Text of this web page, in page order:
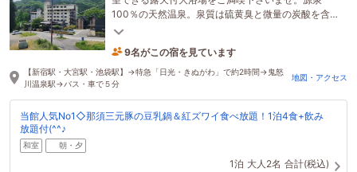
100％の天然温泉。泉質は硫黄臭と微量の炭酸を含ん
だPH9.1の強アルカリ泉。温泉効果を肌で実感できま
9名がこの宿を見ています
35分前に予約されました
【新宿駅・大宮駅・池袋駅】→特急「日光・きぬがわ」で約2時間→鬼怒
川温泉駅→バス・車で５分
地図・アクセス
当館人気No1◇那須三元豚の豆乳鍋＆紅ズワイ食べ放題！1泊4食+飲み
放題付(^^♪
和室 朝・夕
1泊 大人2名 合計(税込)